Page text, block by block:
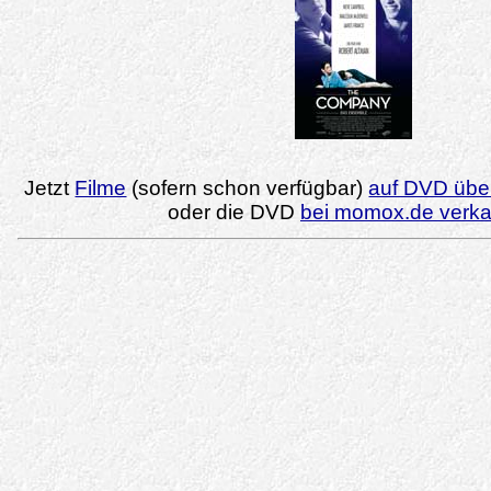
Jetzt Filme (sofern schon verfügbar)auf DVD
oder die DVD bei momox.de